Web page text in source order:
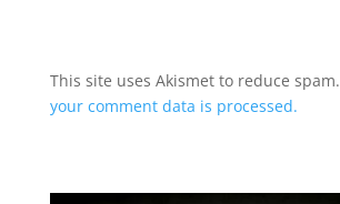
This site uses Akismet to reduce spam.
your comment data is processed.